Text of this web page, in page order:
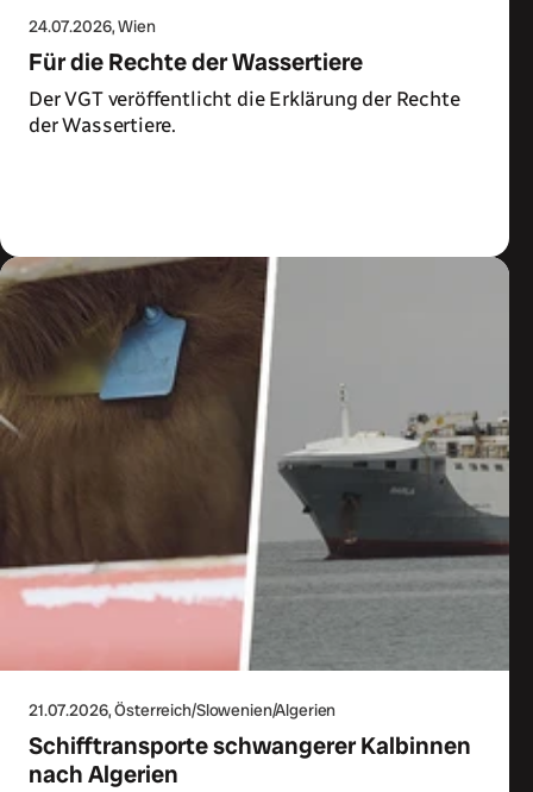
24.07.2026, Wien
Für die Rechte der Wassertiere
Der VGT veröffentlicht die Erklärung der Rechte
der Wassertiere.
21.07.2026, Österreich/Slowenien/Algerien
Schifftransporte schwangerer Kalbinnen
nach Algerien